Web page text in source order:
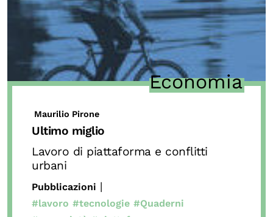
Chi siamo
Persone
Archivio
Archivi del presente
Mostre digitali
I CONTENUTI
Progetti Nazionali
Economia
Maurilio Pirone
Ultimo miglio
Lavoro di piattaforma e conflitti
urbani
Pubblicazioni |
#lavoro #tecnologie #Quaderni